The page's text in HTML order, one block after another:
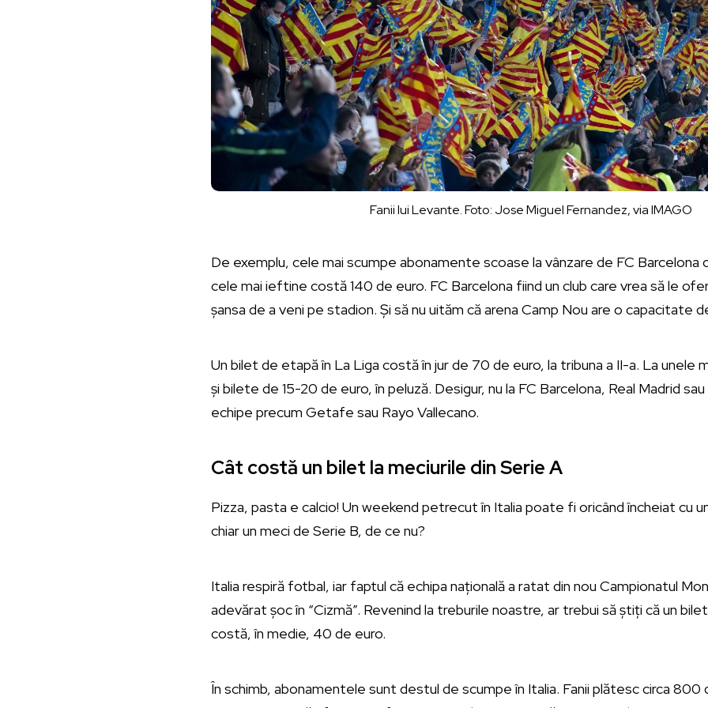
Fanii lui Levante. Foto: Jose Miguel Fernandez, via IMAGO
De exemplu, cele mai scumpe abonamente scoase la vânzare de FC Barcelona
cele mai ieftine costă 140 de euro. FC Barcelona fiind un club care vrea să le
șansa de a veni pe stadion. Și să nu uităm că arena Camp Nou are o capacitate
Un bilet de etapă în La Liga costă în jur de 70 de euro, la tribuna a II-a. La unele
și bilete de 15-20 de euro, în peluză. Desigur, nu la FC Barcelona, Real Madrid
echipe precum Getafe sau Rayo Vallecano.
Cât costă un bilet la meciurile din Serie A
Pizza, pasta e calcio! Un weekend petrecut în Italia poate fi oricând încheiat cu
chiar un meci de Serie B, de ce nu?
Italia respiră fotbal, iar faptul că echipa națională a ratat din nou Campionatul
adevărat șoc în “Cizmă”. Revenind la treburile noastre, ar trebui să știți că un
costă, în medie, 40 de euro.
În schimb, abonamentele sunt destul de scumpe în Italia. Fanii plătesc circa